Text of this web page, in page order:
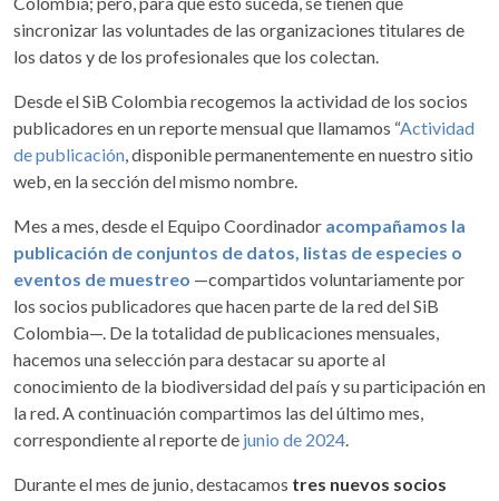
sincronizar las voluntades de las organizaciones titulares de
los datos y de los profesionales que los colectan.
Desde el SiB Colombia recogemos la actividad de los socios
publicadores en un reporte mensual que llamamos “Actividad
de publicación, disponible permanentemente en nuestro sitio
web, en la sección del mismo nombre.
Mes a mes, desde el Equipo Coordinador acompañamos la
publicación de conjuntos de datos, listas de especies o
eventos de muestreo —compartidos voluntariamente por
los socios publicadores que hacen parte de la red del SiB
Colombia—. De la totalidad de publicaciones mensuales,
hacemos una selección para destacar su aporte al
conocimiento de la biodiversidad del país y su participación en
la red. A continuación compartimos las del último mes,
correspondiente al reporte de junio de 2024.
Durante el mes de junio, destacamos tres nuevos socios